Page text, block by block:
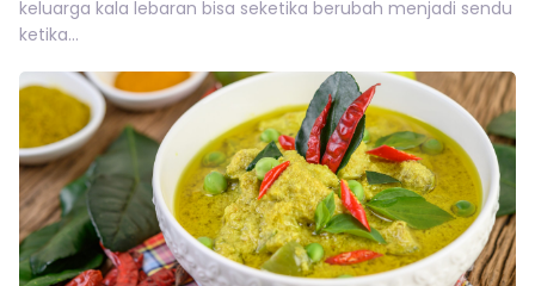
keluarga kala lebaran bisa seketika berubah menjadi sendu
ketika...